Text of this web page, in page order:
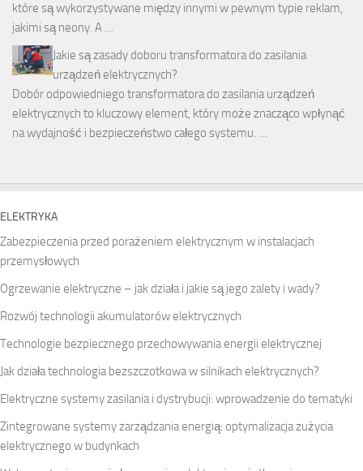
które są wykorzystywane między innymi w pewnym typie reklam,
jakimi są neony. A …
Jakie są zasady doboru transformatora do zasilania
urządzeń elektrycznych?
Dobór odpowiedniego transformatora do zasilania urządzeń
elektrycznych to kluczowy element, który może znacząco wpłynąć
na wydajność i bezpieczeństwo całego systemu. …
ELEKTRYKA
Zabezpieczenia przed porażeniem elektrycznym w instalacjach
przemysłowych
Ogrzewanie elektryczne – jak działa i jakie są jego zalety i wady?
Rozwój technologii akumulatorów elektrycznych
Technologie bezpiecznego przechowywania energii elektrycznej
Jak działa technologia bezszczotkowa w silnikach elektrycznych?
Elektryczne systemy zasilania i dystrybucji: wprowadzenie do tematyki
Zintegrowane systemy zarządzania energią: optymalizacja zużycia
elektrycznego w budynkach